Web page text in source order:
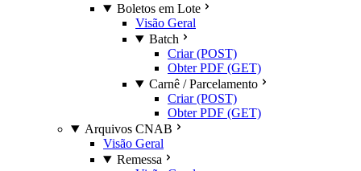
Boletos em Lote
Visão Geral
Batch
Criar (POST)
Obter PDF (GET)
Carnê / Parcelamento
Criar (POST)
Obter PDF (GET)
Arquivos CNAB
Visão Geral
Remessa